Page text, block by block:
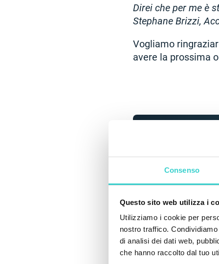
Consenso
Questo sito web utilizza i
Utilizziamo i cookie per
nostro traffico.
di analisi dei dati web,
che hanno raccolto dal tuo
Direi che per me è
Stephane Brizzi,
Vogliamo
avere la prossima
Fissare la demo